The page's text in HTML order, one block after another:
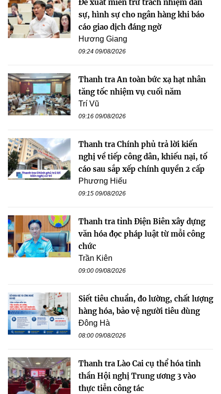
Đề xuất miễn trừ trách nhiệm dân
sự, hình sự cho ngân hàng khi báo
cáo giao dịch đáng ngờ
Hương Giang
09:24 09/08/2026
Thanh tra An toàn bức xạ hạt nhân
tăng tốc nhiệm vụ cuối năm
Trí Vũ
09:16 09/08/2026
Thanh tra Chính phủ trả lời kiến
nghị về tiếp công dân, khiếu nại, tố
cáo sau sắp xếp chính quyền 2 cấp
Phương Hiếu
09:15 09/08/2026
Thanh tra tỉnh Điện Biên xây dựng
văn hóa đọc pháp luật từ mỗi công
chức
Trần Kiên
09:00 09/08/2026
Siết tiêu chuẩn, đo lường, chất lượng
hàng hóa, bảo vệ người tiêu dùng
Đông Hà
08:00 09/08/2026
Thanh tra Lào Cai cụ thể hóa tinh
thần Hội nghị Trung ương 3 vào
thực tiễn công tác